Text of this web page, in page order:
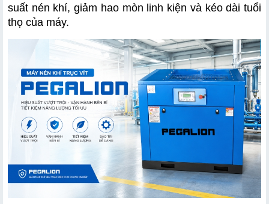
suất nén khí, giảm hao mòn linh kiện và kéo dài tuổi
thọ của máy.